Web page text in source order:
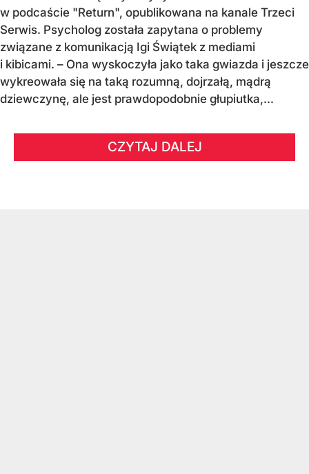
w podcaście "Return", opublikowana na kanale Trzeci
Serwis. Psycholog została zapytana o problemy
związane z komunikacją Igi Świątek z mediami
i kibicami. – Ona wyskoczyła jako taka gwiazda i jeszcze
wykreowała się na taką rozumną, dojrzałą, mądrą
dziewczynę, ale jest prawdopodobnie głupiutka,...
CZYTAJ DALEJ